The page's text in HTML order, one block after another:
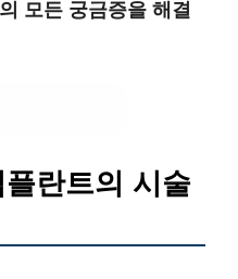
모든 궁금증을 해결
란트의 시술